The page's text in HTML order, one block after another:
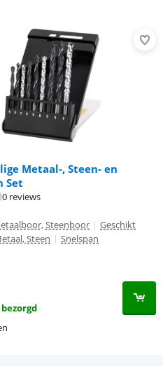
Metaal-, Steen- en
Set
0 reviews
Steenboor | Geschikt
Steen | Snelspan
8,1 van de 10, gebaseerd op 10 reviews.